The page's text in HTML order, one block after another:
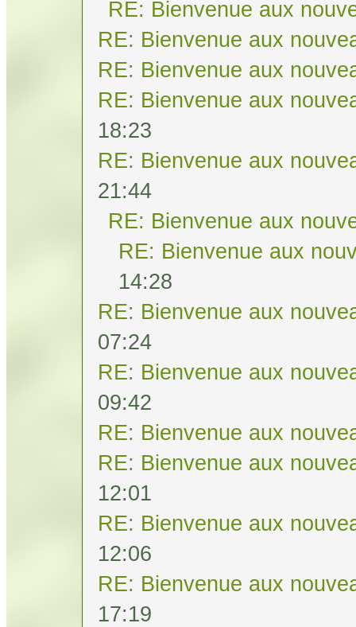
RE: Bienvenue aux
RE: Bienvenue aux
RE: Bienvenue aux
RE: Bienvenue aux
18:23
RE: Bienvenue aux
21:44
RE: Bienvenue aux
RE: Bienvenue aux
14:28
RE: Bienvenue aux
07:24
RE: Bienvenue aux
09:42
RE: Bienvenue aux
RE: Bienvenue aux
12:01
RE: Bienvenue aux
12:06
RE: Bienvenue aux
17:19